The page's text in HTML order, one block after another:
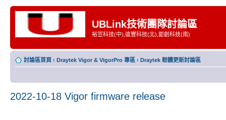
UBLink技術團隊討論區
裕笠科技(中),遠豐科技(北),鉅創科技(南)
討論區首頁 ‹ Draytek Vigor & VigorPro 專區 ‹ Draytek 軔體更新討論區
2022-10-18 Vigor firmware release